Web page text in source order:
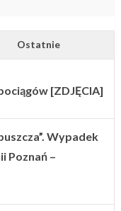
Ostatnie
[ZDJĘCIA]
Wypadek
Poznań –